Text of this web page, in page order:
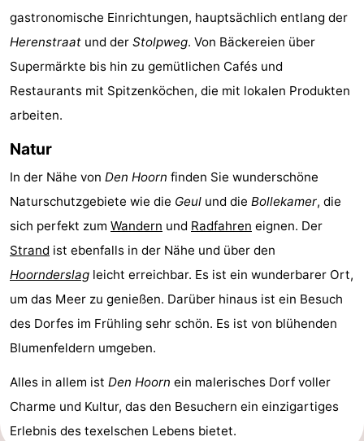
-
't
-
Hoogelandt
Beach
Park
-
Buytenveldt
-
Krim
EuroParcs
Texel
-
Kustpark
Texel
-
Sluftervallei
-
Residentie
Villapark
Hotels
gastronomische Einrichtungen, hauptsächlich entlang der
Herenstraat und der Stolpweg. Von Bäckereien über
Supermärkte bis hin zu gemütlichen Cafés und
Restaurants mit Spitzenköchen, die mit lokalen Produkten
arbeiten.
Natur
In der Nähe von Den Hoorn finden Sie wunderschöne
Naturschutzgebiete wie die Geul und die Bollekamer, die
sich perfekt zum Wandern und Radfahren eignen. Der
Strand ist ebenfalls in der Nähe und über den
Hoornderslag leicht erreichbar. Es ist ein wunderbarer Ort,
um das Meer zu genießen. Darüber hinaus ist ein Besuch
des Dorfes im Frühling sehr schön. Es ist von blühenden
Blumenfeldern umgeben.
Alles in allem ist Den Hoorn ein malerisches Dorf voller
Charme und Kultur, das den Besuchern ein einzigartiges
Erlebnis des texelschen Lebens bietet.